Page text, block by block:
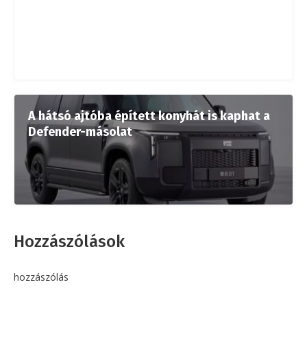
A hátsó ajtóba épített konyhát is kaphat a
Defender-másolat
Hozzászólások
hozzászólás